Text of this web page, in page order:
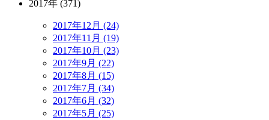
2017年 (371)
2017年12月 (24)
2017年11月 (19)
2017年10月 (23)
2017年9月 (22)
2017年8月 (15)
2017年7月 (34)
2017年6月 (32)
2017年5月 (25)